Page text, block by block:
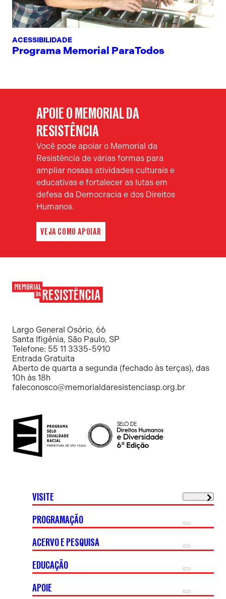
ACESSIBILIDADE
Programa Memorial ParaTodos
APOIE O MEMORIAL DA
RESISTÊNCIA
Você pode apoiar o Memorial da
Resistência de várias formas para
ampliar nossas atividades culturais e
educativas e fortalecer as lutas em
defesa da Democracia e dos Direitos
Humanos.
VEJA COMO APOIAR
Resistência
Largo General Osório, 66
Santa Ifigênia, São Paulo, SP
Telefone: 55 11 3335-5910
Entrada Gratuita
Aberto de quarta a segunda (fechado às terças), das
10h às 18h
faleconosco@memorialdaresistenciasp.org.br
VISITE
PROGRAMAÇÃO
ACERVO E PESQUISA
EDUCAÇÃO
APOIE